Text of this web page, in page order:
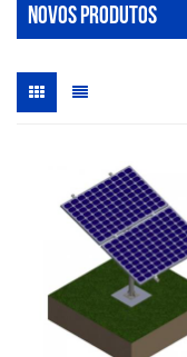
Novos Produtos